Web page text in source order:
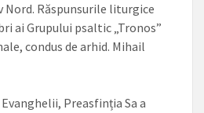
Răspunsurile liturgice
ai Grupului psaltic „Tronos”
condus de arhid. Mihail
Preasfinția Sa a